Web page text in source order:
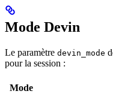
Mode Devin
Le paramètre devin_mode
pour la session :
Mode